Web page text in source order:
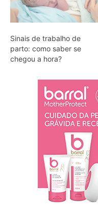
Sinais de trabalho de
parto: como saber se
chegou a hora?